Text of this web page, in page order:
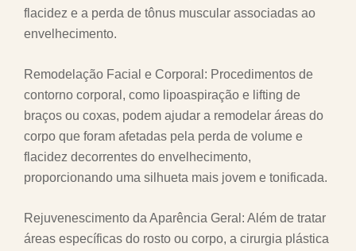
flacidez e a perda de tônus muscular associadas ao
envelhecimento.
Remodelação Facial e Corporal: Procedimentos de
contorno corporal, como lipoaspiração e lifting de
braços ou coxas, podem ajudar a remodelar áreas do
corpo que foram afetadas pela perda de volume e
flacidez decorrentes do envelhecimento,
proporcionando uma silhueta mais jovem e tonificada.
Rejuvenescimento da Aparência Geral: Além de tratar
áreas específicas do rosto ou corpo, a cirurgia plástica